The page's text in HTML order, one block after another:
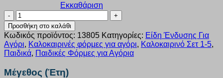
Εκκαθάριση
Σετ
αγόρι
Joyce
“city”
χακι
13805
ποσότητα
Προσθήκη στο καλάθι
Κωδικός προϊόντος: 13805 Κατηγορίες: Είδη Ένδυσης Για
Αγόρι, Καλοκαιρινές φόρμες για αγόρι, Καλοκαιρινό Σετ 1-5,
Παιδικά, Παιδικές Φόρμες για Αγόρια
Μέγεθος (Έτη)